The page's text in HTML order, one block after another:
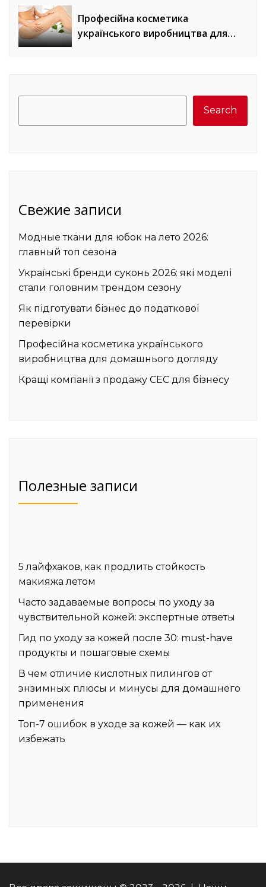
Професійна косметика
українського виробництва для
Search
Свежие записи
Модные ткани для юбок на лето 2026:
главный топ сезона
Українські бренди суконь 2026: які моделі
стали головним трендом сезону
Як підготувати бізнес до податкової
перевірки
Професійна косметика українського
виробництва для домашнього догляду
Кращі компанії з продажу СЕС для бізнесу
Полезные записи
5 лайфхаков, как продлить стойкость
макияжа летом
Часто задаваемые вопросы по уходу за
чувствительной кожей: экспертные ответы
Гид по уходу за кожей после 30: must-have
продукты и пошаговые схемы
В чем отличие кислотных пилингов от
энзимных: плюсы и минусы для домашнего
применения
Топ-7 ошибок в уходе за кожей — как их
избежать